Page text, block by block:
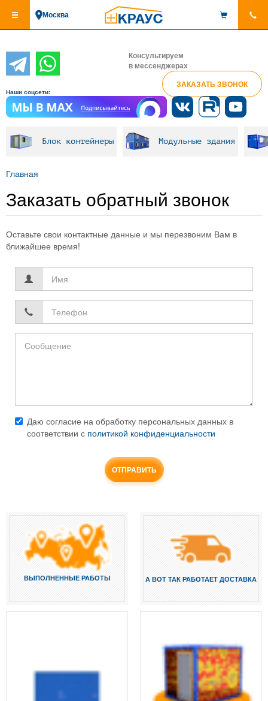
основному
Москва
Консультируем
в мессенджерах
ЗАКАЗАТЬ ЗВОНОК
Наши соцсети:
Блок контейнеры Модульные здания
Главная
Заказать обратный звонок
Оставьте свои контактные данные и мы перезвоним Вам в
ближайшее время!
Даю согласие на обработку персональных данных в
соответствии с политикой конфиденциальности
ОТПРАВИТЬ
ВЫПОЛНЕННЫЕ РАБОТЫ А ВОТ ТАК РАБОТАЕТ ДОСТАВКА